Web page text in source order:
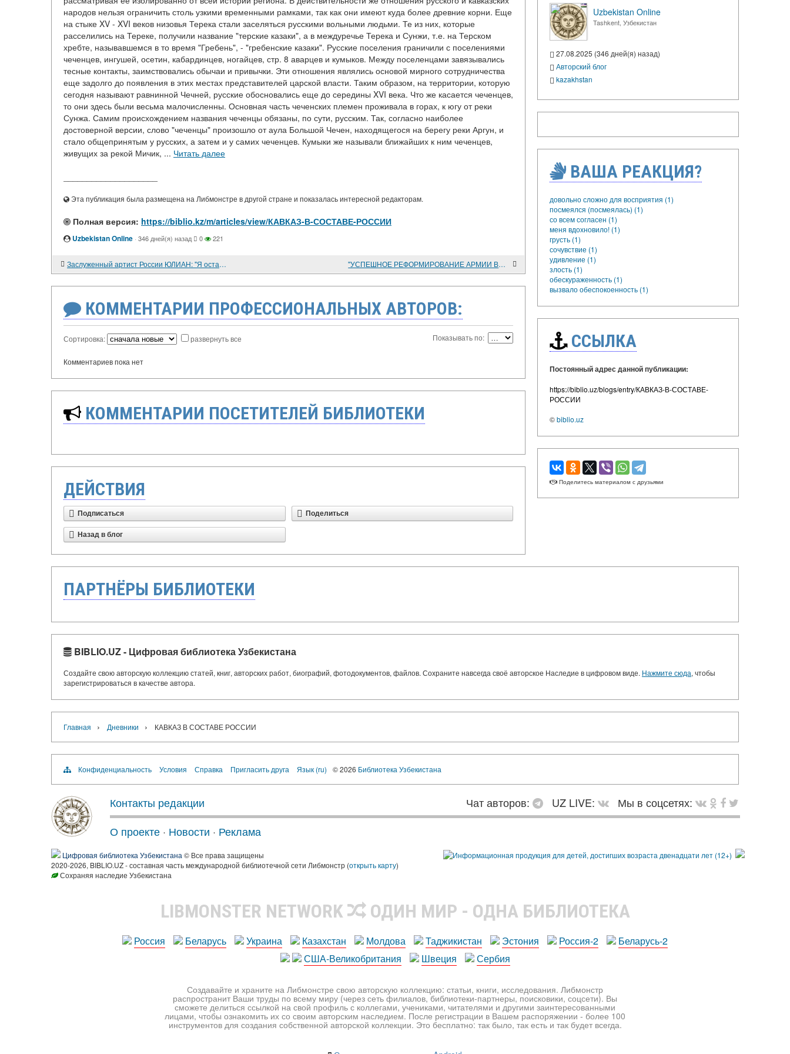
народов нельзя ограничить столь узкими временными рамками, так как они имеют куда более древние корни. Еще
на стыке XV - XVI веков низовья Терека стали заселяться русскими вольными людьми. Те из них, которые
расселились на Тереке, получили название "терские казаки", а в междуречье Терека и Сунжи, т.е. на Терском
хребте, называвшемся в то время "Гребень", - "гребенские казаки". Русские поселения граничили с поселениями
чеченцев, ингушей, осетин, кабардинцев, ногайцев, стр. 8 аварцев и кумыков. Между поселенцами завязывались
тесные контакты, заимствовались обычаи и привычки. Эти отношения являлись основой мирного сотрудничества
еще задолго до появления в этих местах представителей царской власти. Таким образом, на территории, которую
сегодня называют равнинной Чечней, русские обосновались еще до середины XVI века. Что же касается чеченцев,
то они здесь были весьма малочисленны. Основная часть чеченских племен проживала в горах, к югу от реки
Сунжа. Самим происхождением названия чеченцы обязаны, по сути, русским. Так, согласно наиболее
достоверной версии, слово "чеченцы" произошло от аула Большой Чечен, находящегося на берегу реки Аргун, и
стало общепринятым у русских, а затем и у самих чеченцев. Кумыки же называли ближайших к ним чеченцев,
живущих за рекой Мичик, ... Читать далее
Эта публикация была размещена на Либмонстре в другой стране и показалась интересной редакторам.
Полная версия: https://biblio.kz/m/articles/view/КАВКАЗ-В-СОСТАВЕ-РОССИИ
Uzbekistan Online · 346 дней(я) назад 0 221
Заслуженный артист России ЮЛИАН: "Я остаюсь с обманутым народом" "УСПЕШНОЕ РЕФОРМИРОВАНИЕ АРМИИ ВО МНОГОМ ЗАВИСИТ ОТ КАДРОВОЙ ПОЛИТИКИ"
КОММЕНТАРИИ ПРОФЕССИОНАЛЬНЫХ АВТОРОВ:
Сортировка: развернуть все Показывать по:
Комментариев пока нет
КОММЕНТАРИИ ПОСЕТИТЕЛЕЙ БИБЛИОТЕКИ
ДЕЙСТВИЯ
Подписаться Поделиться
Назад в блог
Uzbekistan Online
Tashkent, Узбекистан
27.08.2025 (346 дней(я) назад)
Авторский блог
kazakhstan
ВАША РЕАКЦИЯ?
довольно сложно для восприятия (1)
посмеялся (посмеялась) (1)
со всем согласен (1)
меня вдохновило! (1)
грусть (1)
сочувствие (1)
удивление (1)
злость (1)
обескураженность (1)
вызвало обеспокоенность (1)
ССЫЛКА
Постоянный адрес данной публикации:
https://biblio.uz/blogs/entry/КАВКАЗ-В-СОСТАВЕ-
РОССИИ
©biblio.uz
Поделитесь материалом с друзьями
ПАРТНЁРЫ БИБЛИОТЕКИ
BIBLIO.UZ - Цифровая библиотека Узбекистана
Создайте свою авторскую коллекцию статей, книг, авторских работ, биографий, фотодокументов, файлов. Сохраните навсегда своё авторское Наследие в цифровом виде. Нажмите сюда, чтобы
зарегистрироваться в качестве автора.
Главная › Дневники › КАВКАЗ В СОСТАВЕ РОССИИ
Конфиденциальность Условия Справка Пригласить друга Язык (ru) © 2026 Библиотека Узбекистана
Контакты редакции Чат авторов: UZ LIVE:
Мы в соцсетях:
О проекте · Новости · Реклама
Цифровая библиотека Узбекистана © Все права защищены
2020-2026, BIBLIO.UZ - составная часть международной библиотечной сети Либмонстр (открыть карту)
Сохраняя наследие Узбекистана
LIBMONSTER NETWORK ОДИН МИР - ОДНА БИБЛИОТЕКА
Россия Беларусь Украина Казахстан Молдова Таджикистан Эстония Россия-2
Беларусь-2
США-Великобритания
Швеция Сербия
Создавайте и храните на Либмонстре свою авторскую коллекцию: статьи, книги, исследования. Либмонстр
распространит Ваши труды по всему миру (через сеть филиалов, библиотеки-партнеры, поисковики, соцсети). Вы
сможете делиться ссылкой на свой профиль с коллегами, учениками, читателями и другими заинтересованными
лицами, чтобы ознакомить их со своим авторским наследием. После регистрации в Вашем распоряжении - более 100
инструментов для создания собственной авторской коллекции. Это бесплатно: так было, так есть и так будет всегда.